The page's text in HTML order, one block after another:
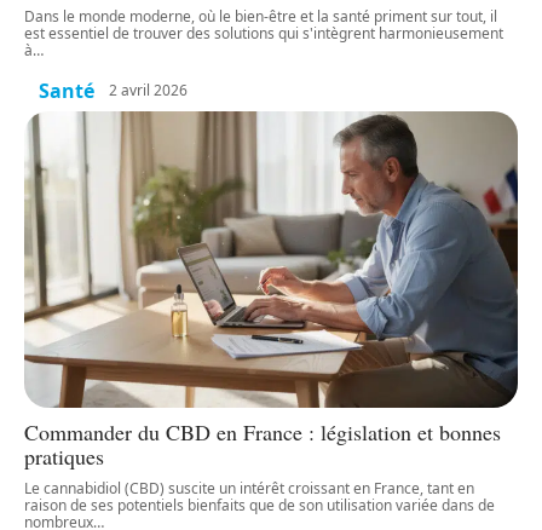
Dans le monde moderne, où le bien-être et la santé priment sur tout, il
est essentiel de trouver des solutions qui s'intègrent harmonieusement
à…
Santé 2 avril 2026
Commander du CBD en France : législation et bonnes
pratiques
Le cannabidiol (CBD) suscite un intérêt croissant en France, tant en
raison de ses potentiels bienfaits que de son utilisation variée dans de
nombreux…